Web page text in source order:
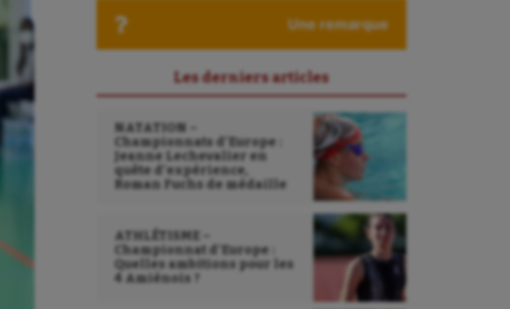
Une remarque
Les derniers articles
NATATION –
Championnats d’Europe :
Jeanne Lechevalier en
quête d’expérience,
Roman Fuchs de médaille
ATHLÉTISME –
Championnat d’Europe :
Quelles ambitions pour les
4 Amiénois ?